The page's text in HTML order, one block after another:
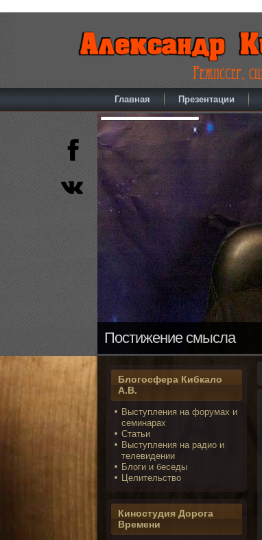
Главная Презентации
Блогосфера Кибкало
А.В.
Выступления на форумах и
семинарах
Статьи
Выступления на радио и
телевидении
Блоги и беседы
Целительство
Киностудия Дорога
Времени